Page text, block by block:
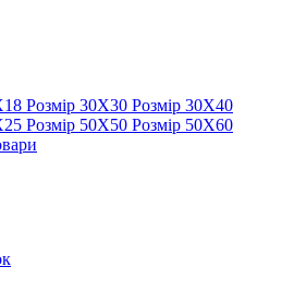
Розмір 30Х30 Розмір 30Х40
Розмір 50Х50 Розмір 50Х60